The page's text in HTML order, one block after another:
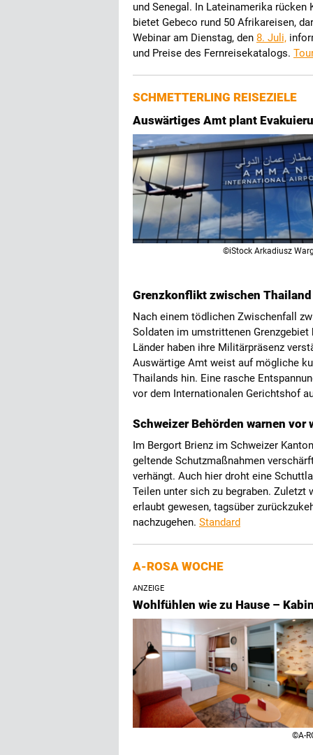
und Senegal. In Lateinamerika
bietet Gebeco rund 50 Afrikareisen,
Webinar am Dienstag, den 8. Juli,
und Preise des Fernreisekatalogs.
SCHMETTERLING REISEZIELE
Auswärtiges Amt plant
©iStock Arkadiusz
Grenzkonflikt zwischen
Nach einem tödlichen Zwischenfall
Soldaten im umstrittenen
Länder haben ihre Militärpräsenz
Auswärtige Amt weist auf mögliche
Thailands hin. Eine rasche
vor dem Internationalen Gerichtshof
Schweizer Behörden warnen vor
Im Bergort Brienz im Schweizer
geltende Schutzmaßnahmen
verhängt. Auch hier droht eine
Teilen unter sich zu begraben. Zuletzt
erlaubt gewesen, tagsüber
nachzugehen. Standard
A-ROSA WOCHE
ANZEIGE
Wohlfühlen wie zu Hause –
©A-